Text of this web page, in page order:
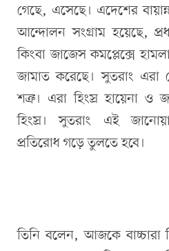
গেছে, এসেছে। এদেশের
আন্দোলন সংগ্রাম হয়েছে,
কিংবা জাজেস কমপ্লেক্সে
জামাত করেছে। সুতরাং
শত্রু। এরা হিংস্র হায়েনা ও
হিংস্র। সুতরাং এই
প্রতিরোধ গড়ে তুলতে হবে।
তিনি বলেন, আজকে বাচ্চারা